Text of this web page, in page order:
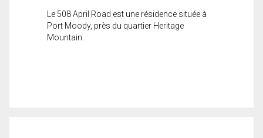
Le 508 April Road est une résidence située à
Port Moody, près du quartier Heritage
Mountain.